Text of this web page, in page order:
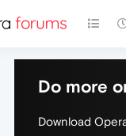
Do more
Download